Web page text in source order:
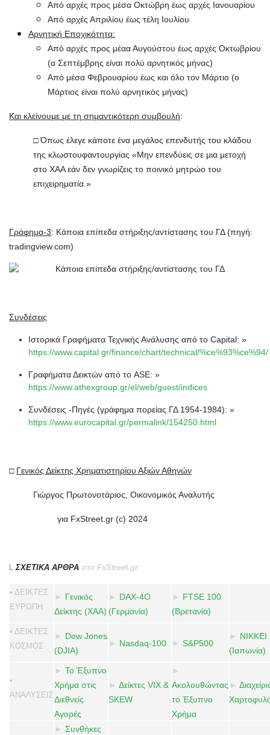
Από αρχές προς μέσα Οκτώβρη έως αρχές Ιανουαρίου
Από αρχές Απριλίου έως τέλη Ιουλίου
Αρνητική Εποχικότητα:
Από αρχές προς μέαα Αυγούστου έως αρχές Οκτωβρίου
(α Σεπτέμβρης είναι πολύ αρνητικός μήνας)
Από μέσα Φεβρουαρίου έως και όλο τον Μάρτιο (ο
Μάρτιος είναι πολύ αρνητικός μήνας)
Και κλείνουμε με τη σημαντικότερη συμβουλή:
□ Όπως έλεγε κάποτε ένα μεγάλος επενδυτής του κλάδου
της κλωστουφαντουργίας «Μην επενδύεις σε μια μετοχή
στο ΧΑΑ εάν δεν γνωρίζεις το ποινικό μητρώο του
επιχειρηματία.»
Γράφημα-3: Κάποια επίπεδα στήριξης/αντίστασης του ΓΔ (πηγή:
tradingview.com)
Συνδέσεις
Ιστορικά Γραφήματα Τεχνικής Ανάλυσης από το Capital: »
https://www.capital.gr/finance/chart/technical/%ce%93%ce%94/
Γραφήματα Δεικτών από το ASE: »
https://www.athexgroup.gr/el/web/guest/indices
Συνδέσεις -Πηγές (γράφημα πορείας ΓΔ 1954-1984): »
https://www.eurocapital.gr/permalink/154250.html
□ Γενικός Δείκτης Χρηματιστηρίου Αξιών Αθηνών
Γιώργος Πρωτονοτάριος, Οικονομικός Αναλυτής
για FxStreet.gr (c) 2024
LΣΧΕΤΙΚΑ ΑΡΘΡΑ στο FxStreet.gr
• ΔΕΙΚΤΕΣ
ΕΥΡΩΠΗ
► Γενικός
Δείκτης (ΧΑΑ)
► DAX-4Ο
(Γερμανία)
► FTSE 100
(Βρετανία)
• ΔΕΙΚΤΕΣ
ΚΟΣΜΟΣ
► Dow Jones
(DJIA)
► Nasdaq-100 ► S&P500
► NIKKEI
(Ιαπωνία)
•
ΑΝΑΛΥΣΕΙΣ
► Το Έξυπνο
Χρήμα στις
Διεθνείς
Αγορές
► Δείκτες VIX &
SKEW
►
Ακολουθώντας
το Έξυπνο
Χρήμα
►
► Συνθήκες